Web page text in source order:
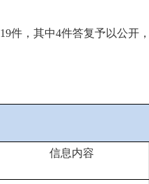
19件，其中4件答复予以公开，
信息内容